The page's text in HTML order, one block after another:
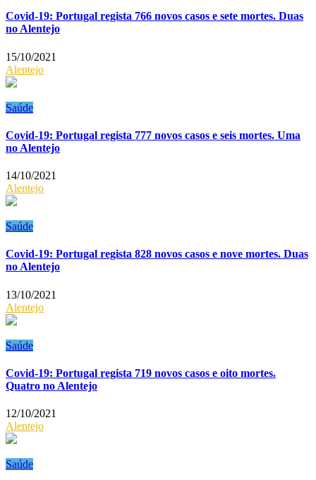
Covid-19: Portugal regista 766 novos casos e sete mortes. Duas
no Alentejo
15/10/2021
Alentejo
Saúde
Covid-19: Portugal regista 777 novos casos e seis mortes. Uma
no Alentejo
14/10/2021
Alentejo
Saúde
Covid-19: Portugal regista 828 novos casos e nove mortes. Duas
no Alentejo
13/10/2021
Alentejo
Saúde
Covid-19: Portugal regista 719 novos casos e oito mortes.
Quatro no Alentejo
12/10/2021
Alentejo
Saúde